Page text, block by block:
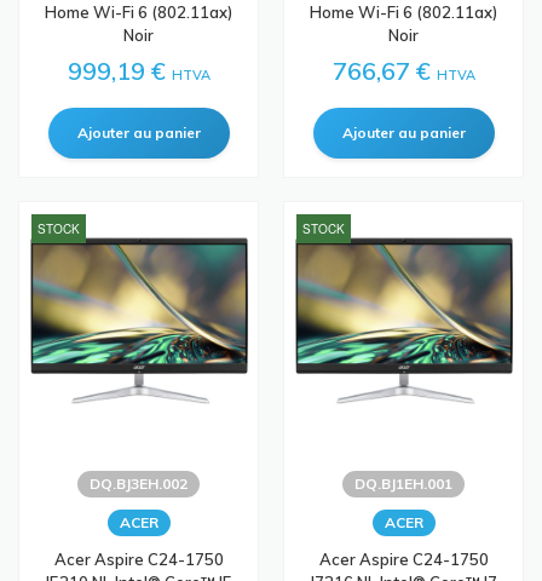
Home Wi-Fi 6 (802.11ax)
Noir
999,19 € HTVA
Home Wi-Fi 6 (802.11ax)
Noir
766,67 € HTVA
STOCK
DQ.BJ3EH.002
ACER
Acer Aspire C24-1750
STOCK
DQ.BJ1EH.001
ACER
Acer Aspire C24-1750